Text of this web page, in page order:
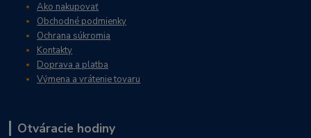
Ako nakupovať
Obchodné podmienky
Ochrana súkromia
Kontakty
Doprava a platba
Výmena a vrátenie tovaru
Otváracie hodiny